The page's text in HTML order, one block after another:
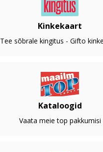
Kinkekaart
Tee sõbrale kingitus - Gifto
Kataloogid
Vaata meie top pakkumisi